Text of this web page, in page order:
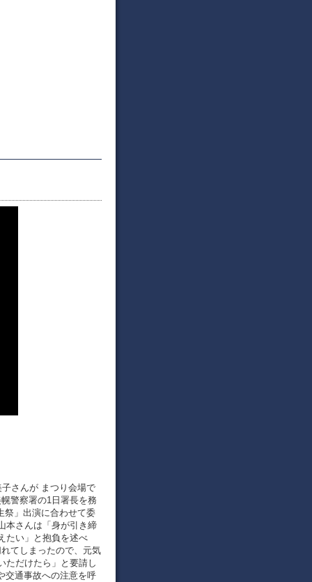
さんが まつり会場で
警察署の1日署長を務
祭」出演に合わせて委
本さんは「身が引き締
たい」と抱負を述べ
てしまったので、元気
ただけたら」と要請し
交通事故への注意を呼